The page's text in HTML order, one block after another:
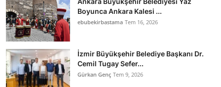
Boyunca Ankara Kalesi ...
ebubekirbastama Tem 16, 2026
İzmir Büyükşehir Belediye Başkanı Dr.
Cemil Tugay Sefer...
Gürkan Genç Tem 9, 2026